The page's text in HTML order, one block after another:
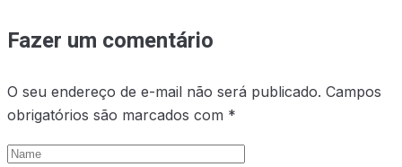
Fazer um comentário
O seu endereço de e-mail não será publicado. Campos
obrigatórios são marcados com *